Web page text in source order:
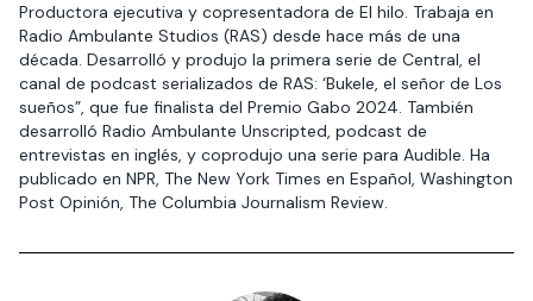
Productora ejecutiva y copresentadora de El hilo. Trabaja en
Radio Ambulante Studios (RAS) desde hace más de una
década. Desarrolló y produjo la primera serie de Central, el
canal de podcast serializados de RAS: ‘Bukele, el señor de Los
sueños”, que fue finalista del Premio Gabo 2024. También
desarrolló Radio Ambulante Unscripted, podcast de
entrevistas en inglés, y coprodujo una serie para Audible. Ha
publicado en NPR, The New York Times en Español, Washington
Post Opinión, The Columbia Journalism Review.